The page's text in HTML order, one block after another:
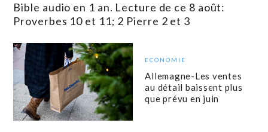
Bible audio en 1 an. Lecture de ce 8 août:
Proverbes 10 et 11; 2 Pierre 2 et 3
ECONOMIE
Allemagne-Les ventes
au détail baissent plus
que prévu en juin